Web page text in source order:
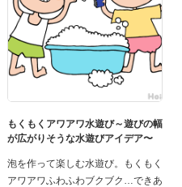
もくもくアワアワ水遊び～遊びの幅
が広がりそうな水遊びアイデア〜
泡を作って楽しむ水遊び。もくもく
アワアワふわふわブクブク…できあ